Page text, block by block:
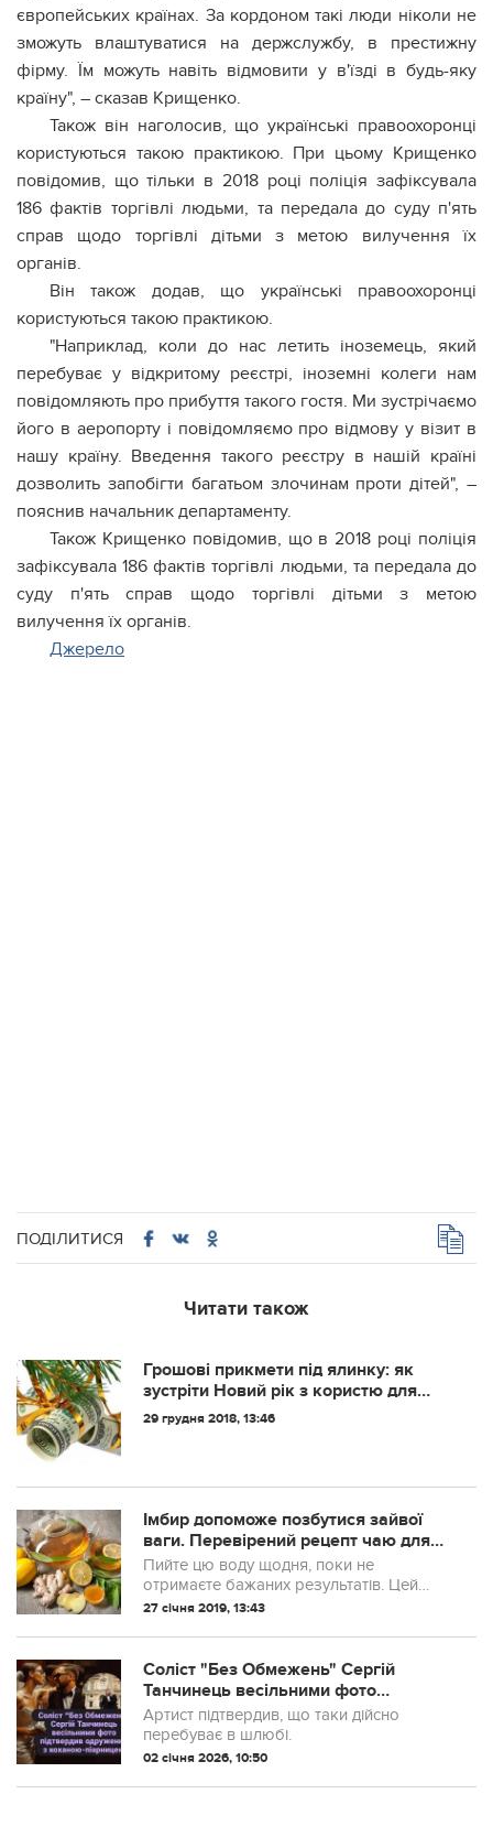
європейських країнах. За кордоном такі люди ніколи не
зможуть влаштуватися на держслужбу, в престижну
фірму. Їм можуть навіть відмовити у в'їзді в будь-яку
країну", – сказав Крищенко.
Також він наголосив, що українські правоохоронці
користуються такою практикою. При цьому Крищенко
повідомив, що тільки в 2018 році поліція зафіксувала
186 фактів торгівлі людьми, та передала до суду п'ять
справ щодо торгівлі дітьми з метою вилучення їх
органів.
Він також додав, що українські правоохоронці
користуються такою практикою.
"Наприклад, коли до нас летить іноземець, який
перебуває у відкритому реєстрі, іноземні колеги нам
повідомляють про прибуття такого гостя. Ми зустрічаємо
його в аеропорту і повідомляємо про відмову у візит в
нашу країну. Введення такого реєстру в нашій країні
дозволить запобігти багатьом злочинам проти дітей", –
пояснив начальник департаменту.
Також Крищенко повідомив, що в 2018 році поліція
зафіксувала 186 фактів торгівлі людьми, та передала до
суду п'ять справ щодо торгівлі дітьми з метою
вилучення їх органів.
Джерело
ПОДІЛИТИСЯ
Читати також
Грошові прикмети під ялинку: як
зустріти Новий рік з користю для
гаманця
29 грудня 2018, 13:46
Імбир допоможе позбутися зайвої
ваги. Перевірений рецепт чаю для
схуднення
Пийте цю воду щодня, поки не
отримаєте бажаних результатів. Цей
рецепт випробуваний і протестований
27 січня 2019, 13:43
Соліст "Без Обмежень" Сергій
Танчинець весільними фото
підтвердив одруження з коханою-
піарницею
Артист підтвердив, що таки дійсно
перебуває в шлюбі.
02 січня 2026, 10:50